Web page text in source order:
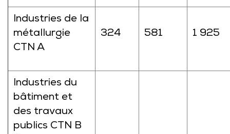
Industries de la
métallurgie
CTN A
324 581 1 925
Industries du
bâtiment et
des travaux
publics CTN B